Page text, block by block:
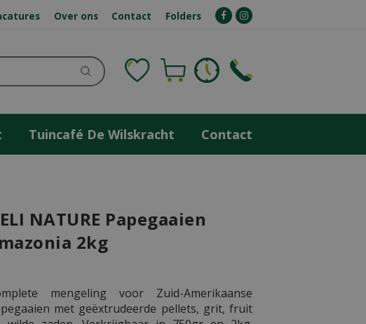
Over ons Contact Folders
Tuincafé De Wilskracht Contact
NATURE Papegaaien
2kg
mengeling voor Zuid-Amerikaanse
met geëxtrudeerde pellets, grit, fruit